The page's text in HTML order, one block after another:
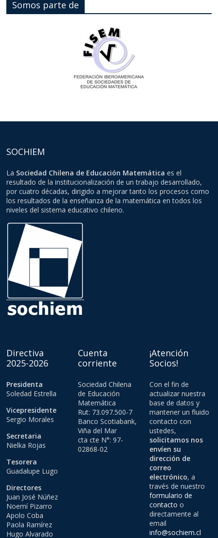
Somos parte de
SOCHIEM
La Sociedad Chilena de Educación Matemática es el
resultado de la institucionalización de un trabajo desarrollado,
por cuatro décadas, dirigido a mejorar tanto los procesos como
los resultados de la enseñanza de la matemática en todos los
niveles del sistema educativo chileno.
Directiva
2025-2026
Presidenta
Soledad Estrella
Vicepresidente
Sergio Morales
Secretaria
Nielka Rojas
Tesorera
Guadalupe Lugo
Directores
Juan José Núñez
Noemí Pizarro
Apolo Coba
Paola Ramírez
Hugo Alvarado
Cuenta
corriente
Sociedad Chilena
de Educación
Matemática
Rut: 73.097.500-7
Banco Scotiabank,
Viña del Mar
cta cte N°: 97-
02868-02
¡Atención
Socios!
Con el fin de
actualizar nuestra
base de datos y
mantener un fluido
contacto con
ustedes,
solicitamos nos
envíen su
dirección de
correo
electrónico, a
través de nuestro
formulario de
contacto o
directamente al
email
info@sochiem.cl